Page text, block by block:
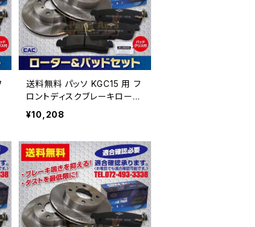
送料無料 パッソ KGC15 用 フ
ロントディスクブレーキロータ.
パッドセット PA492 （ＣＡ
Ｃ）/専用グリス付車体番号必
¥10,208